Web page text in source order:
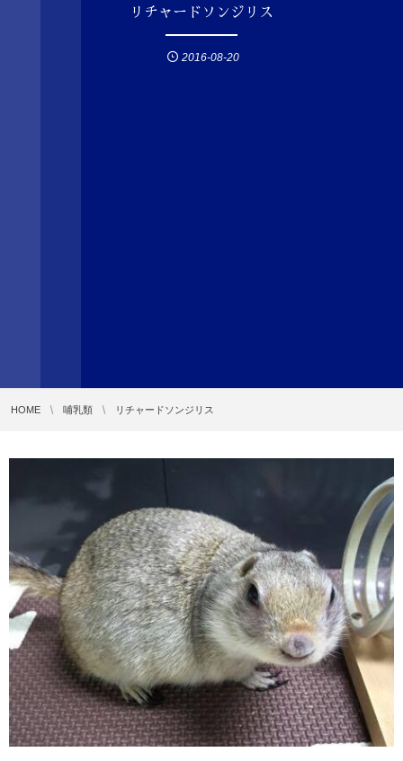
リチャードソンジリス
2016-08-20
HOME 哺乳類 リチャードソンジリス